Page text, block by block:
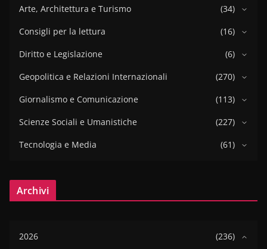
Arte, Architettura e Turismo
(34)
Consigli per la lettura
(16)
Diritto e Legislazione
(6)
Geopolitica e Relazioni Internazionali
(270)
Giornalismo e Comunicazione
(113)
Scienze Sociali e Umanistiche
(227)
Tecnologia e Media
(61)
Archivi
2026
(236)